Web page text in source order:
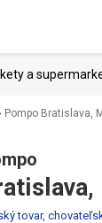
a
Pompo Bratislava,
tovar,